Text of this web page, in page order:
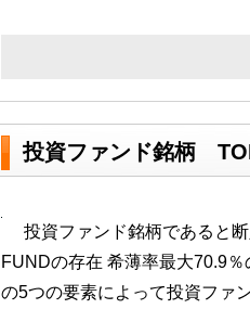
投資ファンド銘柄
投資ファンド銘柄であると
FUNDの存在 希薄率最大70.9
の5つの要素によって投資ファ